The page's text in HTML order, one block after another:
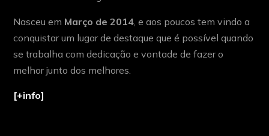
Nasceu em Março de 2014, e aos poucos tem vindo a
conquistar um lugar de destaque que é possível quando
se trabalha com dedicação e vontade de fazer o
melhor junto dos melhores.
[+info]